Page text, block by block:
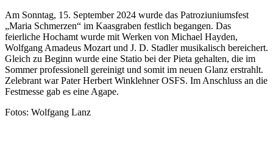
Am Sonntag, 15. September 2024 wurde das Patroziuniumsfest
„Maria Schmerzen“ im Kaasgraben festlich begangen. Das
feierliche Hochamt wurde mit Werken von Michael Hayden,
Wolfgang Amadeus Mozart und J. D. Stadler musikalisch bereichert.
Gleich zu Beginn wurde eine Statio bei der Pieta gehalten, die im
Sommer professionell gereinigt und somit im neuen Glanz erstrahlt.
Zelebrant war Pater Herbert Winklehner OSFS. Im Anschluss an die
Festmesse gab es eine Agape.
Fotos: Wolfgang Lanz